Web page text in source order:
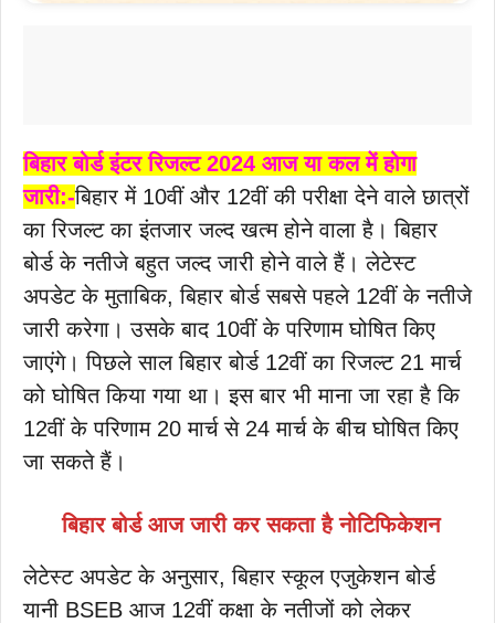
बिहार बोर्ड इंटर रिजल्ट 2024 आज या कल में होगा
जारी:-बिहार में 10वीं और 12वीं की परीक्षा देने वाले छात्रों
का रिजल्ट का इंतजार जल्द खत्म होने वाला है। बिहार
बोर्ड के नतीजे बहुत जल्द जारी होने वाले हैं। लेटेस्ट
अपडेट के मुताबिक, बिहार बोर्ड सबसे पहले 12वीं के नतीजे
जारी करेगा। उसके बाद 10वीं के परिणाम घोषित किए
जाएंगे। पिछले साल बिहार बोर्ड 12वीं का रिजल्ट 21 मार्च
को घोषित किया गया था। इस बार भी माना जा रहा है कि
12वीं के परिणाम 20 मार्च से 24 मार्च के बीच घोषित किए
जा सकते हैं।
बिहार बोर्ड आज जारी कर सकता है नोटिफिकेशन
लेटेस्ट अपडेट के अनुसार, बिहार स्कूल एजुकेशन बोर्ड
यानी BSEB आज 12वीं कक्षा के नतीजों को लेकर